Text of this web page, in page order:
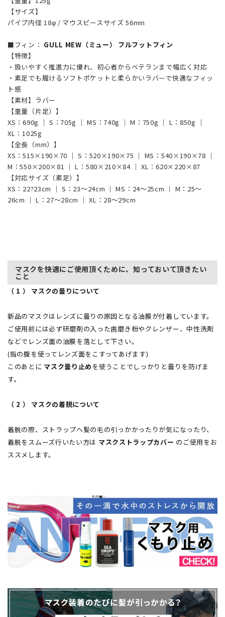
【サイズ】
パイプ内径 18φ / マウスピースサイズ 56mm
■フィン： GULL MEW（ミュー） フルフットフィン
【特徴】
・扱いやすく推進力に優れ、初心者からベテランまで幅広く対応
・素足でも履けるソフトポケットと柔らかいラバーで快適なフィッ
ト感
【素材】ラバー
【重量（片足）】
XS：690g ｜ S：705g ｜ MS：740g ｜ M：750g ｜ L：850g ｜
XL：1025g
【全長（mm）】
XS：515×190×70 ｜ S：520×190×75 ｜ MS：540×190×78 ｜
M：550×200×81 ｜ L：580×210×84 ｜ XL：620×220×87
【対応サイズ（素足）】
XS：22?23cm ｜ S：23～24cm ｜ MS：24～25cm ｜ M：25～
26cm ｜ L：27～28cm ｜ XL：28～29cm
マスクを快適にご使用頂くために、知っておいて頂きたい
こと
（ 1 ） マスクの曇りについて
新品のマスクはレンズに曇りの原因となる油膜が付着しています。
ご使用前には必ず研磨剤の入った歯磨き粉やクレンザー、中性洗剤
などでレンズ面の油膜を落として下さい。
(指の腹を使ってレンズ面をこすってあげます)
このあとに マスク曇り止め を使うことでしっかりと曇りを防げま
す。
（ 2 ） マスクの着脱について
着脱の際、ストラップへ髪の毛の引っかかったりが気になったり、
着脱をスムーズ行いたい方は マスクストラップカバー のご使用をお
ススメします。